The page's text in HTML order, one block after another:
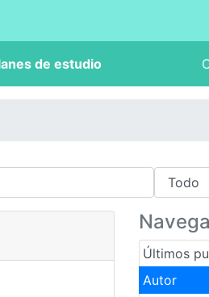
de estudio
Últimos
Autor